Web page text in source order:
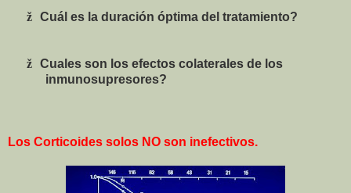
ž Cuál es la duración óptima del tratamiento?
ž Cuales son los efectos colaterales de los
inmunosupresores?
Los Corticoides solos NO son inefectivos.